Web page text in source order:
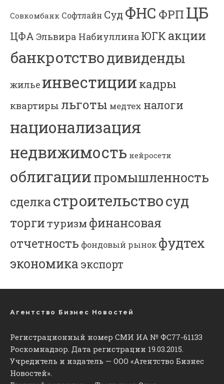
Совкомбанк Софтлайн Суд ФНС ФРП ЦБ
ЦФА Эльвира Набиуллина ЮГК акции
банкротстводивиденды
жилье инвестиции кадры
квартиры льготы медтех налоги
национализация
недвижимость нейросети
облигациипромышленность
сделкастроительствосуд
торгитуризм финансовая
отчетность фондовый рынок фудтех
экономика экспорт
Агентство Бизнес Новостей
Регистрационный номер СМИ ИА № ФС77-61133
Роскомнадзор. Дата регистрации 19.03.2015.
Учредитель и издатель — ООО «Агентство Бизнес
Новостей».